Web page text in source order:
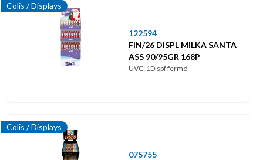
Colis / Displays
122594
FIN/26 DISPL MILKA SANTA
ASS 90/95GR 168P
UVC: 1Dispf fermé
Colis / Displays
075755